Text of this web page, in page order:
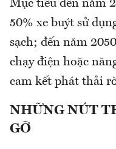
Mục tiêu đến năm
50% xe buýt sử
sạch; đến năm
chạy điện hoặc
cam kết phát thải
NHỮNG NÚT
GỠ